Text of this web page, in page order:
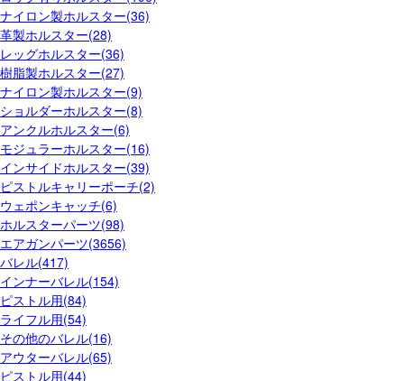
ナイロン製ホルスター(36)
革製ホルスター(28)
レッグホルスター(36)
樹脂製ホルスター(27)
ナイロン製ホルスター(9)
ショルダーホルスター(8)
アンクルホルスター(6)
モジュラーホルスター(16)
インサイドホルスター(39)
ピストルキャリーポーチ(2)
ウェポンキャッチ(6)
ホルスターパーツ(98)
エアガンパーツ(3656)
バレル(417)
インナーバレル(154)
ピストル用(84)
ライフル用(54)
その他のバレル(16)
アウターバレル(65)
ピストル用(44)